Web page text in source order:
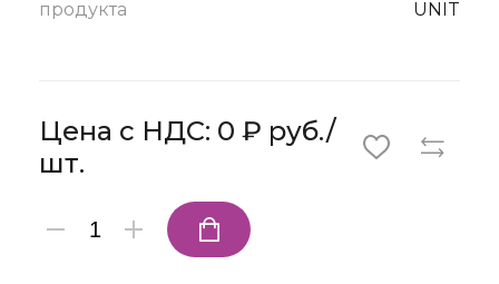
продукта
UNIT
Цена с НДС: 0 ₽ руб./
шт.